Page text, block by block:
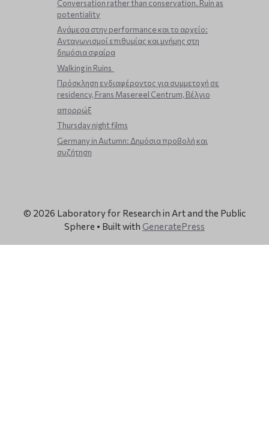
Conversation rather than conservation. Ruin as
potentiality
Ανάμεσα στην performance και το αρχείο:
Ανταγωνισμοί επιθυμίας και μνήμης στη
δημόσια σφαίρα
Walking in Ruins
Πρόσκληση ενδιαφέροντος για συμμετοχή σε
residency, Frans Masereel Centrum, Βέλγιο
απορρώξ
Thursday night films
Germany in Autumn: Δημόσια προβολή και
συζήτηση
© 2026 Laboratory for Research in Art and the Public
Sphere • Built with GeneratePress